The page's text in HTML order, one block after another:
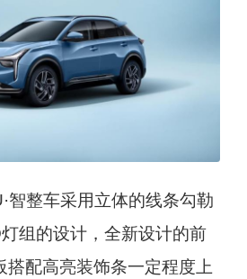
智整车采用立体的线条勾勒
组的设计，全新设计的前
搭配高亮装饰条一定程度上